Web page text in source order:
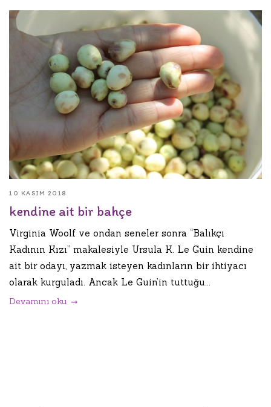
10 KASIM 2018
kendine ait bir bahçe
Virginia Woolf ve ondan seneler sonra “Balıkçı
Kadının Kızı” makalesiyle Ursula K. Le Guin kendine
ait bir odayı, yazmak isteyen kadınların bir ihtiyacı
olarak kurguladı. Ancak Le Guin’in tuttuğu...
Devamını oku